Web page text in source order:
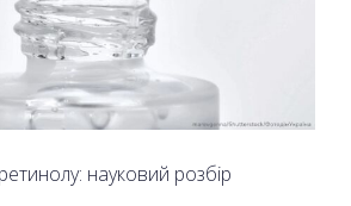
науковий розбір